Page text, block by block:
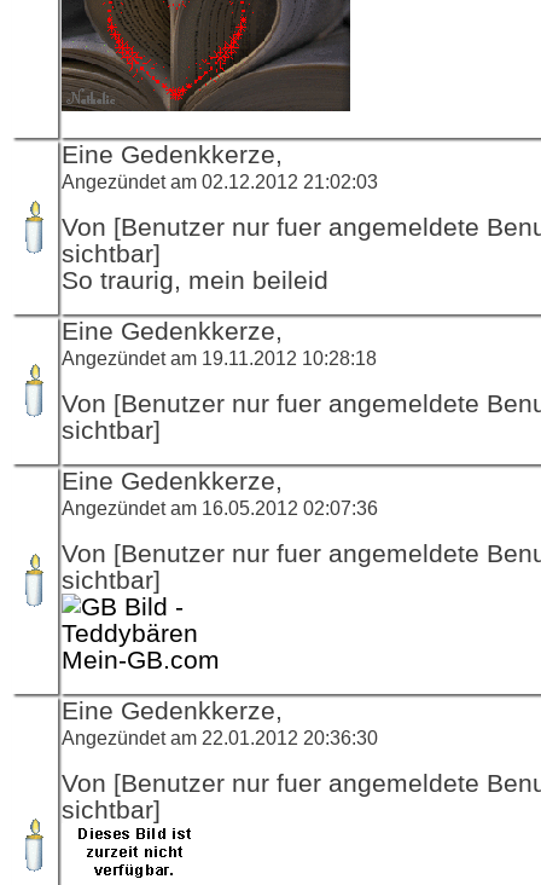
Eine Gedenkkerze,
Angezündet am 02.12.2012 21:02:03
Von [Benutzer nur fuer angemeldete
sichtbar]
So traurig, mein beileid
Eine Gedenkkerze,
Angezündet am 19.11.2012 10:28:18
Von [Benutzer nur fuer angemeldete
sichtbar]
Eine Gedenkkerze,
Angezündet am 16.05.2012 02:07:36
Von [Benutzer nur fuer angemeldete
sichtbar]
Mein-GB.com
Eine Gedenkkerze,
Angezündet am 22.01.2012 20:36:30
Von [Benutzer nur fuer angemeldete
sichtbar]